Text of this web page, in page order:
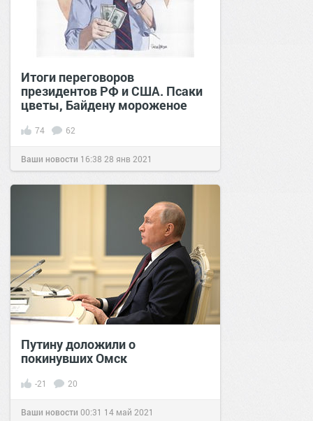
Итоги переговоров
президентов РФ и США. Псаки
цветы, Байдену мороженое
74 62
Ваши новости 16:38 28 янв 2021
Путину доложили о
покинувших Омск
-21 20
Ваши новости 00:31 14 май 2021